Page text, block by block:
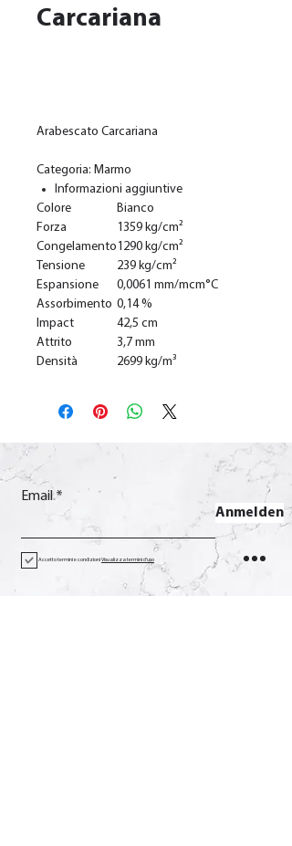
Carcariana
Arabescato Carcariana
Categoria: Marmo
Informazioni aggiuntive
Colore
Bianco
Forza
1359 kg/cm²
Congelamento 1290 kg/cm²
Tensione
239 kg/cm²
Espansione
0,0061 mm/mcm°C
Assorbimento 0,14 %
Impact
42,5 cm
Attrito
3,7 mm
Densità
2699 kg/m³
Email
Anmelden
Accetto termini e condizioniVisualizza termini d'uso